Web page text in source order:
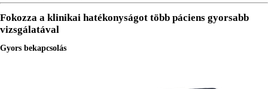
Fokozza a klinikai hatékonyságot több páciens gyorsabb
vizsgálatával
Gyors bekapcsolás